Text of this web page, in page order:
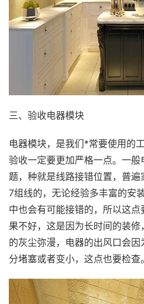
三、验收电器模块
电器模块，是我们*常要使用的
验收一定要更加严格一点。一
题，种就是线路接错位置，普
7组线的，无论经验多丰富的安
中也会有可能接错的，所以这
果不好，这是因为长时间的装
的灰尘弥漫，电器的出风口会
分堵塞或者变小，这点也要检查。